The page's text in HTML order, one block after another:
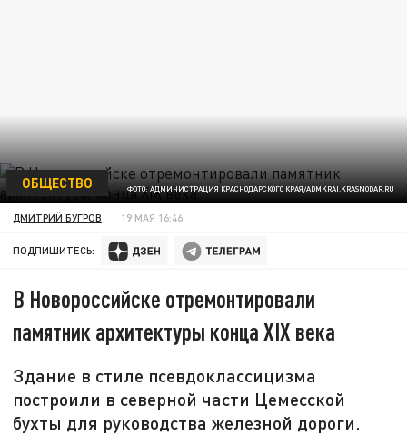
ФОТО: АДМИНИСТРАЦИЯ КРАСНОДАРСКОГО КРАЯ/ADMKRAI.KRASNODAR.RU
ОБЩЕСТВО
ДМИТРИЙ БУГРОВ 19 МАЯ 16:46
ПОДПИШИТЕСЬ:
В Новороссийске отремонтировали
памятник архитектуры конца XIX века
Здание в стиле псевдоклассицизма
построили в северной части Цемесской
бухты для руководства железной дороги.